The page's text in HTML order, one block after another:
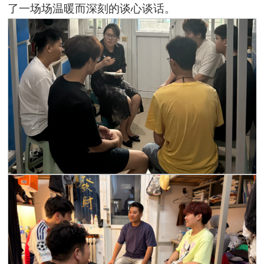
了一场场温暖而深刻的谈心谈话。